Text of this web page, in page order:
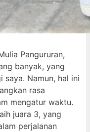
Pangururan,
banyak, yang
saya. Namun, hal ini
rasa
mengatur waktu.
juara 3, yang
perjalanan